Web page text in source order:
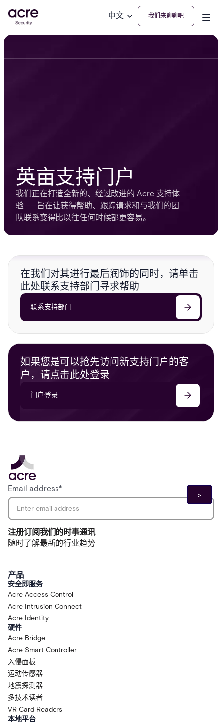
中文 我们来聊聊吧
英亩支持门户
我们正在打造全新的、经过改进的 Acre 支持体
验——旨在让获得帮助、跟踪请求和与我们的团
队联系变得比以往任何时候都更容易。
在我们对其进行最后润饰的同时，请单击
此处联系支持部门寻求帮助
联系支持部门
如果您是可以抢先访问新支持门户的客
户，请点击此处登录
门户登录
注册订阅我们的时事通讯
随时了解最新的行业趋势
Email address*
产品
安全即服务
Acre Access Control
Acre Intrusion Connect
Acre Identity
硬件
Acre Bridge
Acre Smart Controller
入侵面板
运动传感器
地震探测器
多技术读者
VR Card Readers
本地平台